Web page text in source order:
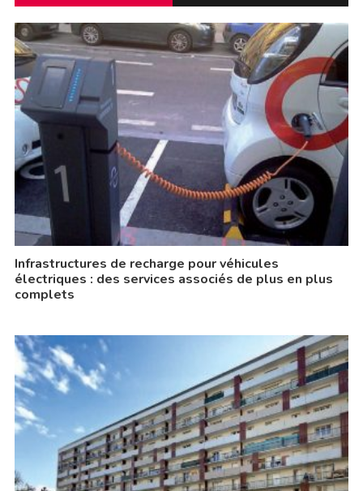
Infrastructures de recharge pour véhicules
électriques : des services associés de plus en plus
complets